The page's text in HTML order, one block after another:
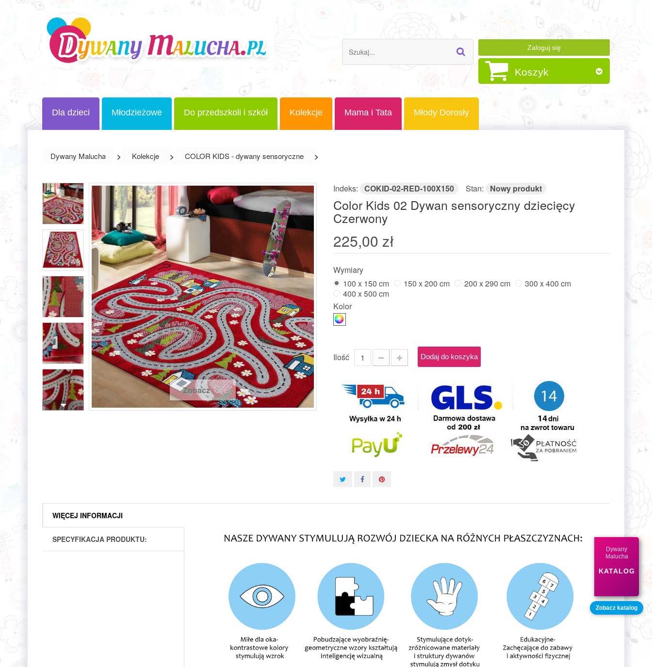
Zaloguj się
Koszyk
Dla dzieci Młodzieżowe Do przedszkoli i szkół Kolekcje Mama i Tata Młody Dorosły
Dywany Malucha > Kolekcje > COLOR KIDS - dywany sensoryczne >
Zobacz
Indeks: COKID-02-RED-100X150 Stan: Nowy produkt
Color Kids 02 Dywan sensoryczny dziecięcy
Czerwony
225,00 zł
Wymiary
100 x 150 cm
150 x 200 cm 200 x 290 cm
300 x 400 cm
400 x 500 cm
Kolor
Ilość Dodaj do koszyka
WIĘCEJ INFORMACJI
SPECYFIKACJA PRODUKTU:
Dywany
Malucha
KATALOG
Zobacz katalog